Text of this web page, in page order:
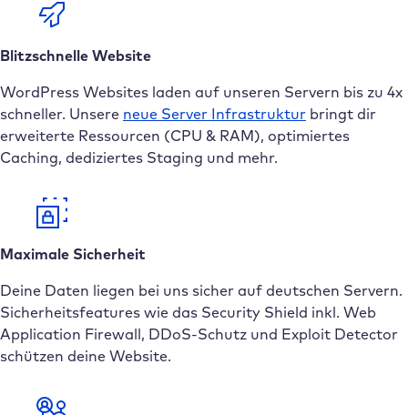
Blitzschnelle Website
WordPress Websites laden auf unseren Servern bis zu 4x
schneller. Unsere neue Server Infrastruktur bringt dir
erweiterte Ressourcen (CPU & RAM), optimiertes
Caching, dediziertes Staging und mehr.
Maximale Sicherheit
Deine Daten liegen bei uns sicher auf deutschen Servern.
Sicherheitsfeatures wie das Security Shield inkl. Web
Application Firewall, DDoS-Schutz und Exploit Detector
schützen deine Website.